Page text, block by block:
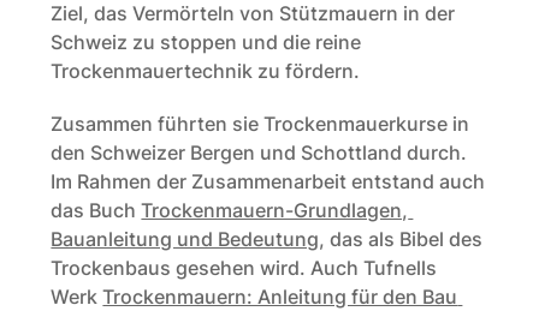
Ziel, das Vermörteln von Stützmauern in der
Schweiz zu stoppen und die reine
Trockenmauertechnik zu fördern.
Zusammen führten sie Trockenmauerkurse in
den Schweizer Bergen und Schottland durch.
Im Rahmen der Zusammenarbeit entstand auch
das Buch Trockenmauern-Grundlagen,
Bauanleitung und Bedeutung, das als Bibel des
Trockenbaus gesehen wird. Auch Tufnells
Werk Trockenmauern: Anleitung für den Bau